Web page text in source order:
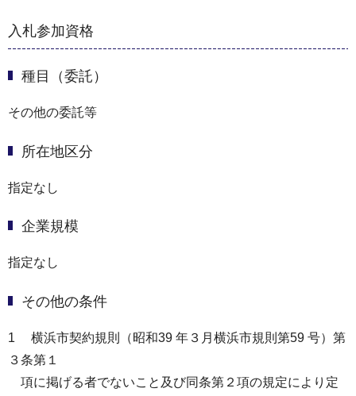
入札参加資格
種目（委託）
その他の委託等
所在地区分
指定なし
企業規模
指定なし
その他の条件
1 横浜市契約規則（昭和39 年３月横浜市規則第59 号）第
３条第１
項に掲げる者でないこと及び同条第２項の規定により定